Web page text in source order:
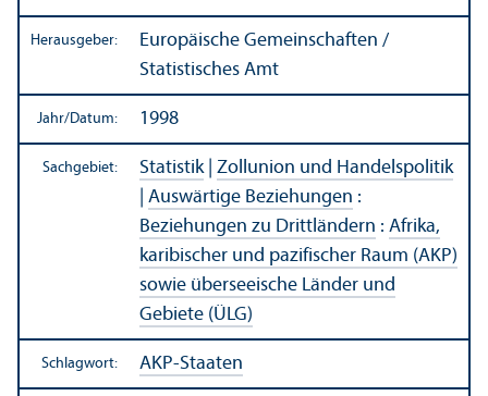
Herausgeber:
Europäische Gemeinschaften /
Statistisches Amt
Jahr/Datum: 1998
Sachgebiet: Statistik| Zollunion und Handels­politik
Auswärtige Beziehungen :
Beziehungen zu Drittländern : Afrika,
karibischer und pazifischer Raum (AKP)
sowie überseeische Länder und
Gebiete (ÜLG)
Schlagwort: AKP-Staaten